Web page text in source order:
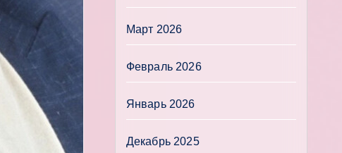
Март 2026
Февраль 2026
Январь 2026
Декабрь 2025